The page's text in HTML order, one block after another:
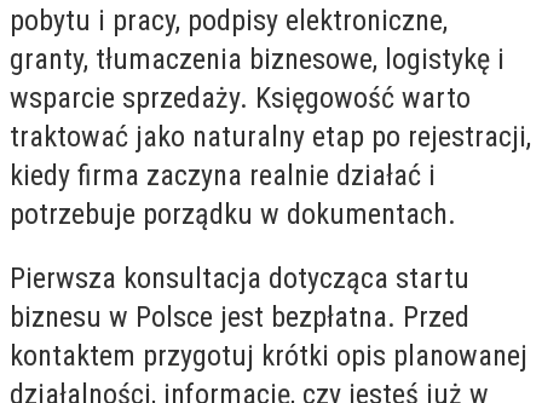
pobytu i pracy, podpisy elektroniczne,
granty, tłumaczenia biznesowe, logistykę i
wsparcie sprzedaży. Księgowość warto
traktować jako naturalny etap po rejestracji,
kiedy firma zaczyna realnie działać i
potrzebuje porządku w dokumentach.
Pierwsza konsultacja dotycząca startu
biznesu w Polsce jest bezpłatna. Przed
kontaktem przygotuj krótki opis planowanej
działalności, informację, czy jesteś już w